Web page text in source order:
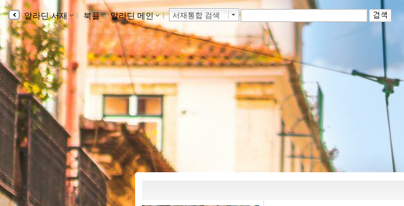
알라딘 서재 ｌ 북플ｌ알라딘 메인 ｌ 서재통합 검색